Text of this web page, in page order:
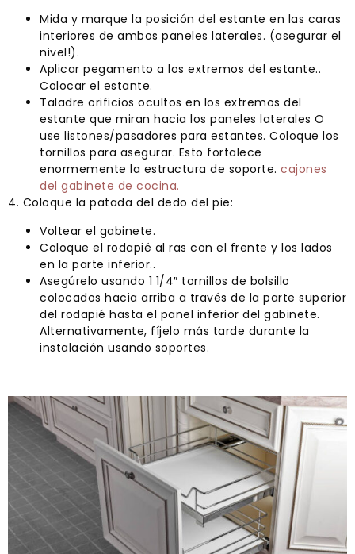
Mida y marque la posición del estante en las caras
interiores de ambos paneles laterales. (asegurar el
nivel!).
Aplicar pegamento a los extremos del estante..
Colocar el estante.
Taladre orificios ocultos en los extremos del
estante que miran hacia los paneles laterales O
use listones/pasadores para estantes. Coloque los
tornillos para asegurar. Esto fortalece
enormemente la estructura de soporte. cajones
del gabinete de cocina.
4. Coloque la patada del dedo del pie:
Voltear el gabinete.
Coloque el rodapié al ras con el frente y los lados
en la parte inferior..
Asegúrelo usando 1 1/4″ tornillos de bolsillo
colocados hacia arriba a través de la parte superior
del rodapié hasta el panel inferior del gabinete.
Alternativamente, fíjelo más tarde durante la
instalación usando soportes.